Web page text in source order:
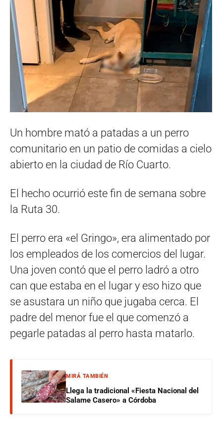
Un hombre mató a patadas a un perro
comunitario en un patio de comidas a cielo
abierto en la ciudad de Río Cuarto.
El hecho ocurrió este fin de semana sobre
la Ruta 30.
El perro era «el Gringo», era alimentado por
los empleados de los comercios del lugar.
Una joven contó que el perro ladró a otro
can que estaba en el lugar y eso hizo que
se asustara un niño que jugaba cerca. El
padre del menor fue el que comenzó a
pegarle patadas al perro hasta matarlo.
MIRÁ TAMBIÉN
Llega la tradicional «Fiesta Nacional del
Salame Casero» a Córdoba